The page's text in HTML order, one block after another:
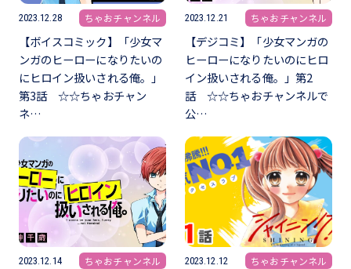
2023.12.28 ちゃおチャンネル
【ボイスコミック】「少女マ
ンガのヒーローになりたいの
にヒロイン扱いされる俺。」
第3話 ☆☆ちゃおチャン
ネ…
2023.12.21 ちゃおチャンネル
【デジコミ】「少女マンガの
ヒーローになりたいのにヒロ
イン扱いされる俺。」第2
話 ☆☆ちゃおチャンネルで
公…
2023.12.14 ちゃおチャンネル 2023.12.12 ちゃおチャンネル